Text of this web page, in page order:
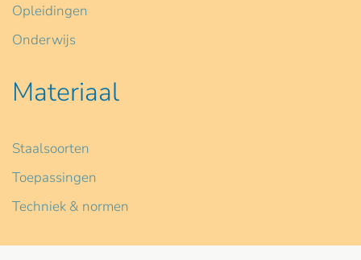
Opleidingen
Onderwijs
Materiaal
Staalsoorten
Toepassingen
Techniek & normen